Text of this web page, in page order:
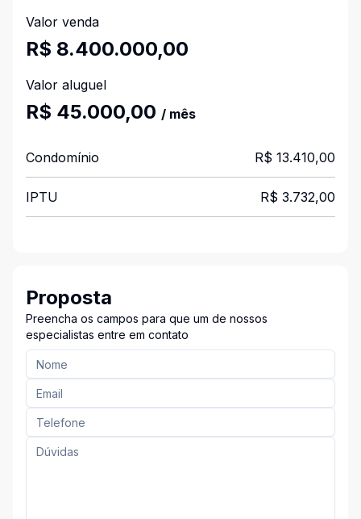
Valor venda
R$ 8.400.000,00
Valor aluguel
R$ 45.000,00 / mês
Condomínio R$ 13.410,00
IPTU R$ 3.732,00
Proposta
Preencha os campos para que um de nossos
especialistas entre em contato